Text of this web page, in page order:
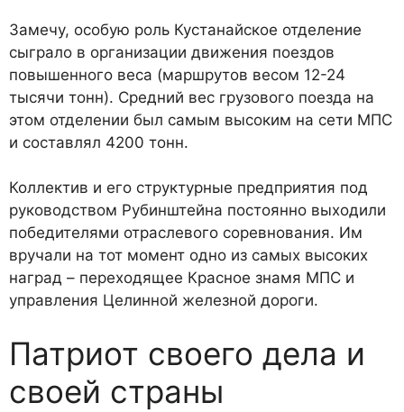
Замечу, особую роль Куста­найское отделение
сыграло в организации движения поездов
повышенного веса (маршрутов весом 12-24
тысячи тонн). Сред­ний вес грузового поезда на
этом отделении был самым вы­соким на сети МПС
и составлял 4200 тонн.
Коллектив и его структурные предприятия под
руководством Рубинштейна постоянно выхо­дили
победителями отраслево­го соревнования. Им
вручали на тот момент одно из самых высоких
наград – переходящее Красное знамя МПС и
управле­ния Целинной железной дороги.
Патриот своего дела и
своей страны